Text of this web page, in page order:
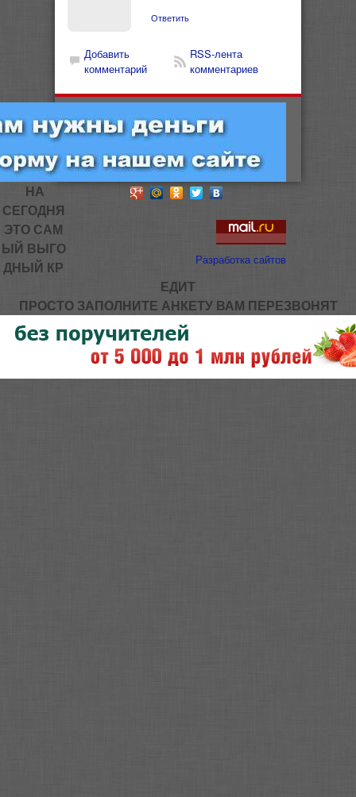
Ответить
Добавить
комментарий
RSS-лента
комментариев
Разработка сайтов
НА
СЕГОДНЯ
ЭТО САМ
ЫЙ ВЫГО
ДНЫЙ КР
ЕДИТ
ПРОСТО ЗАПОЛНИТЕ АНКЕТУ ВАМ ПЕРЕЗВОНЯТ